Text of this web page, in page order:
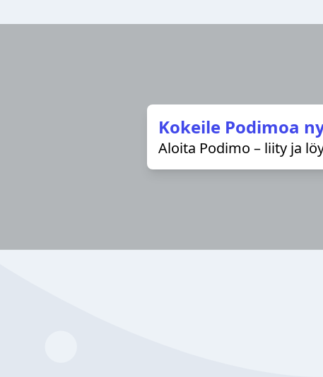
Kokeile Podimoa
Aloita Podimo – liity ja